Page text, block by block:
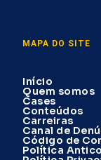
MAPA DO SITE
Início
Quem somos
Cases
Conteúdos
Carreiras
Canal de
Código de
Política